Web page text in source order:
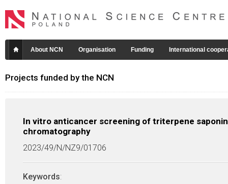
About NCN Organisation Funding International
Projects funded by the NCN
In vitro anticancer screening of triterpene
chromatography
2023/49/N/NZ9/01706
Keywords: